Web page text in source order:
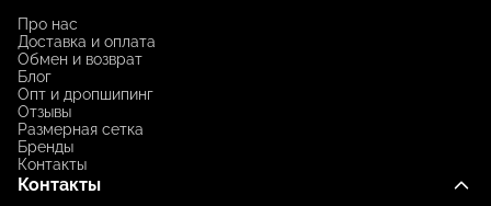
Про нас
Доставка и оплата
Обмен и возврат
Блог
Опт и дропшипинг
Отзывы
Размерная сетка
Бренды
Контакты
Контакты